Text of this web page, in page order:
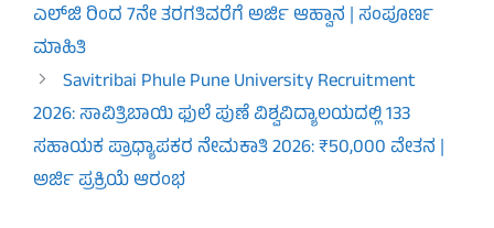
ಎಲ್‌ಜಿ ರಿಂದ 7ನೇ ತರಗತಿವರೆಗೆ ಅರ್ಜಿ ಆಹ್ವಾನ | ಸಂಪೂರ್ಣ
ಮಾಹಿತಿ
Savitribai Phule Pune University Recruitment
2026: ಸಾವಿತ್ರಿಬಾಯಿ ಫುಲೆ ಪುಣೆ ವಿಶ್ವವಿದ್ಯಾಲಯದಲ್ಲಿ 133
ಸಹಾಯಕ ಪ್ರಾಧ್ಯಾಪಕರ ನೇಮಕಾತಿ 2026: ₹50,000 ವೇತನ |
ಅರ್ಜಿ ಪ್ರಕ್ರಿಯೆ ಆರಂಭ